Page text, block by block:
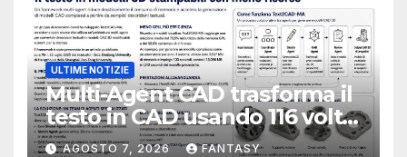
ULTIME NOTIZIE
Multi-Agent CAD trasforma il
testo in CAD usando 116 volte
meno token
AGOSTO 7, 2026 FANTASY